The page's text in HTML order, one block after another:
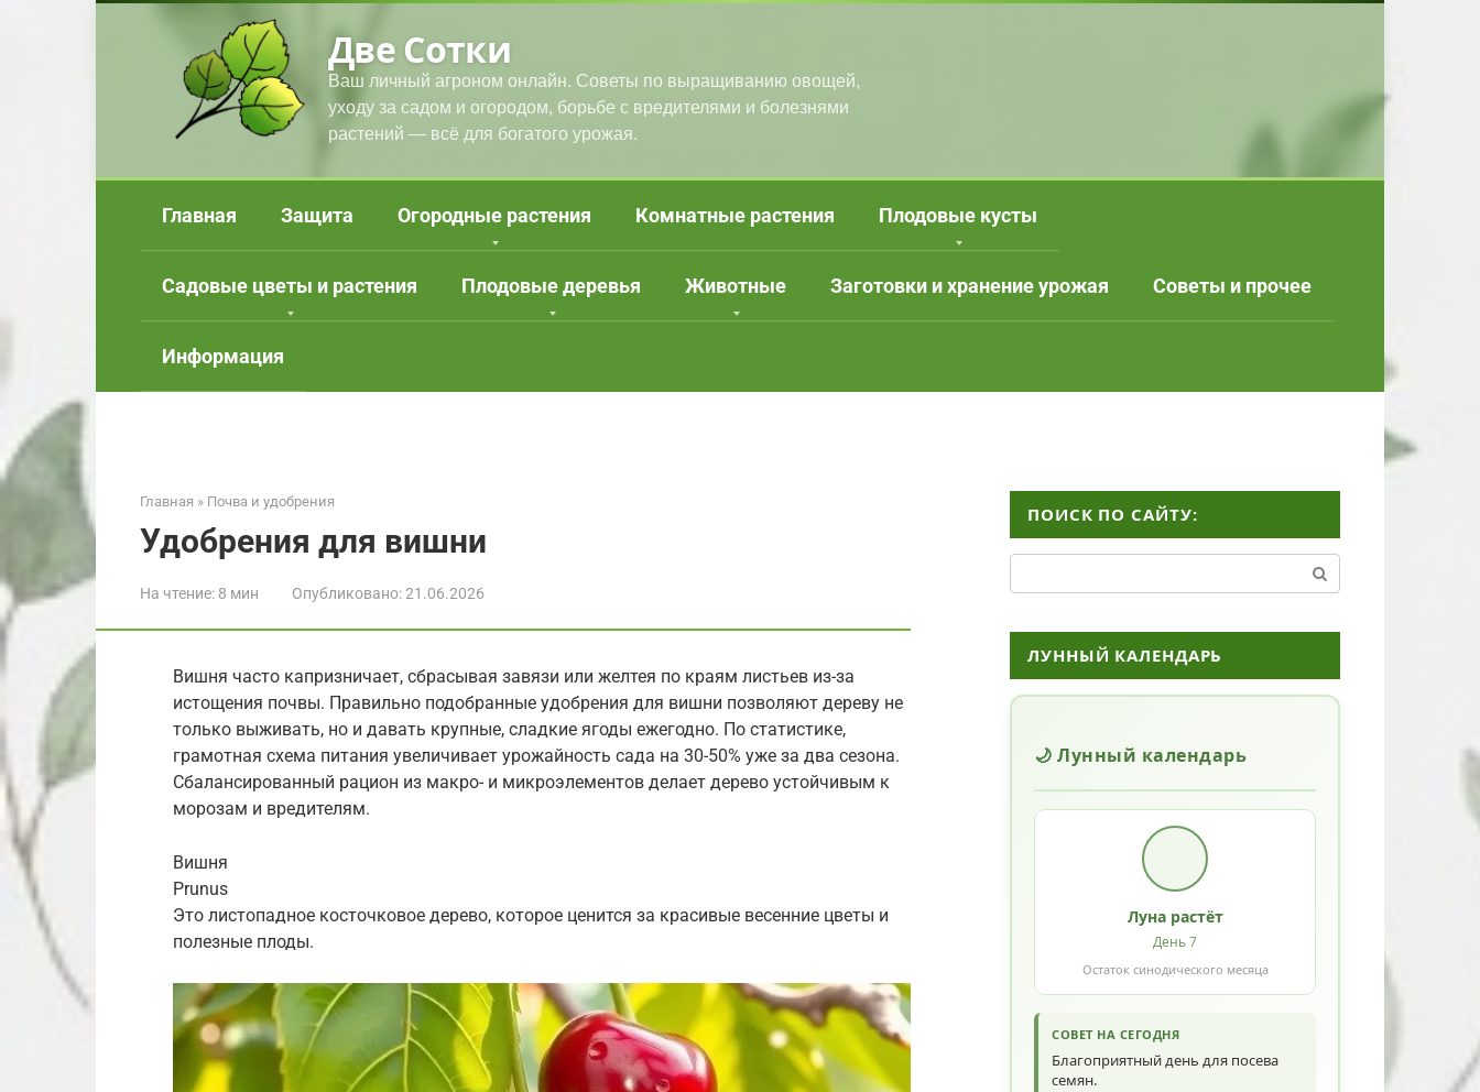
Две Сотки
Ваш личный агроном онлайн. Советы по выращиванию овощей,
уходу за садом и огородом, борьбе с вредителями и болезнями
растений — всё для богатого урожая.
Главная Защита Огородные растения Комнатные растения Плодовые кусты
Садовые цветы и растения Плодовые деревья Животные Заготовки и хранение урожая Советы и прочее
Информация
Главная » Почва и удобрения
Удобрения для вишни
На чтение: 8 мин Опубликовано:21.06.2026
Вишня часто капризничает, сбрасывая завязи или желтея по краям листьев из-за
истощения почвы. Правильно подобранные удобрения для вишни позволяют дереву не
только выживать, но и давать крупные, сладкие ягоды ежегодно. По статистике,
грамотная схема питания увеличивает урожайность сада на 30-50% уже за два сезона.
Сбалансированный рацион из макро- и микроэлементов делает дерево устойчивым к
морозам и вредителям.
Вишня
Prunus
Это листопадное косточковое дерево, которое ценится за красивые весенние цветы и
полезные плоды.
ПОИСК ПО САЙТУ:
ЛУННЫЙ КАЛЕНДАРЬ
🌙 Лунный календарь
Луна растёт
День 7
Остаток синодического месяца
СОВЕТ НА СЕГОДНЯ
Благоприятный день для посева
семян.